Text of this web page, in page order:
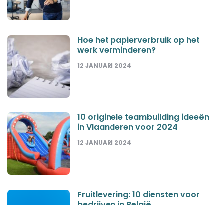
Hoe het papierverbruik op het
werk verminderen?
12 JANUARI 2024
10 originele teambuilding ideeën
in Vlaanderen voor 2024
12 JANUARI 2024
Fruitlevering: 10 diensten voor